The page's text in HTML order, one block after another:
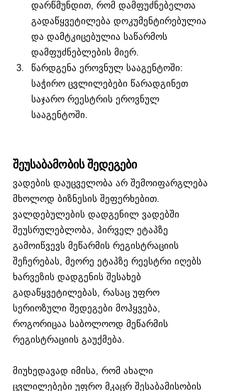
დარწმუნდით, რომ დამფუძნებელთა
გადაწყვეტილება დოკუმენტირებულია
და დამტკიცებულია საწარმოს
დამფუძნებლების მიერ.
წარდგენა ეროვნულ სააგენტოში:
საჭირო ცვლილებები წარადგინეთ
საჯარო რეესტრის ეროვნულ
სააგენტოში.
შეუსაბამობის შედეგები
ვადების დაუცველობა არ შემოიფარგლება
მხოლოდ ბიზნესის შეფერხებით.
ვალდებულების დადგენილ ვადებში
შეუსრულებლობა, პირველ ეტაპზე
გამოიწვევს მეწარმის რეგისტრაციის
შეჩერებას, მეორე ეტაპზე რეესტრი იღებს
ხარვეზის დადგენის შესახებ
გადაწყვეტილებას, რასაც უფრო
სერიოზული შედეგები მოჰყვება,
როგორიცაა საბოლოოდ მეწარმის
რეგისტრაციის გაუქმება.
მიუხედავად იმისა, რომ ახალი
ცვლილებები უფრო მკაცრ შესაბამისობის